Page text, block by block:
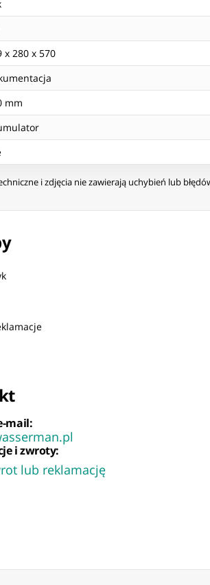
x 280 x 570
mm
i zdjęcia nie zawierają uchybień lub
mail:
i zwroty:
lub reklamację